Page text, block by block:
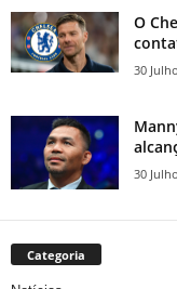
O
30
30
Categoria